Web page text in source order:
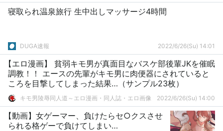
寝取られ温泉旅行 生中出しマッサージ4時間
DUGA速報 2022/6/26(Su) 14:01
【エロ漫画】 貧弱キモ男が真面目なバスケ部後輩JKを催眠
調教！！ エースの先輩がキモ男に肉便器にされていると
ころを目撃してしまった結果…（サンプル23枚）
キモ男陵辱同人道～エロ漫画・同人誌・エロ画像 2022/6/26(Su) 14:00
【動画】女ゲーマー、負けたらセ○クスさせ
られる格ゲーで負けてしまい…